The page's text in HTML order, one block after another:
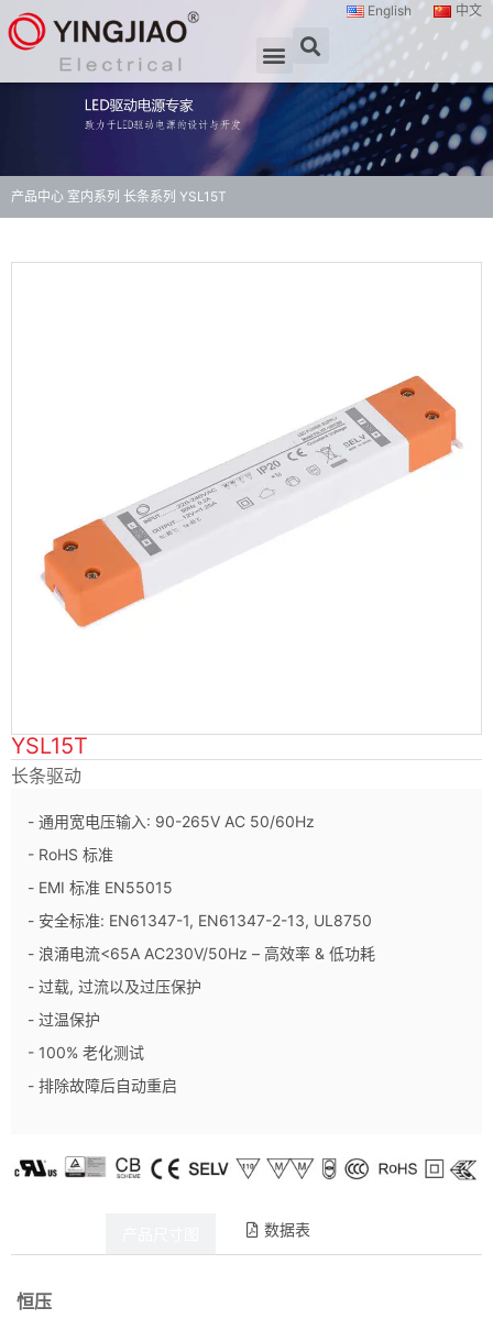
English 中文
产品中心 室内系列 长条系列 YSL15T
YSL15T
长条驱动
- 通用宽电压输入: 90-265V AC 50/60Hz
- RoHS 标准
- EMI 标准 EN55015
- 安全标准: EN61347-1, EN61347-2-13, UL8750
- 浪涌电流<65A AC230V/50Hz – 高效率 & 低功耗
- 过载, 过流以及过压保护
- 过温保护
- 100% 老化测试
- 排除故障后自动重启
数据表
恒压